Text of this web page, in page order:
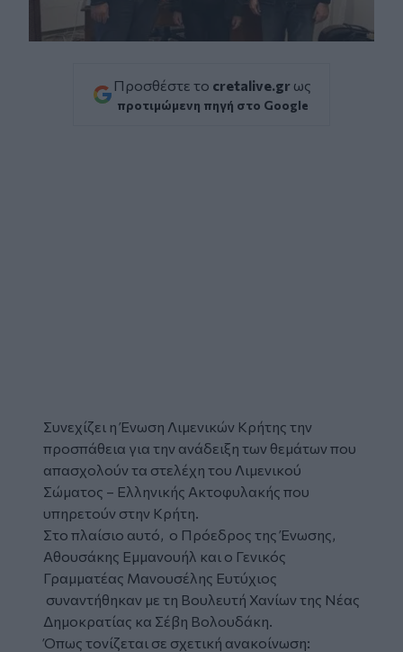
Προσθέστε το cretalive.gr ως
προτιμώμενη πηγή στο Google
Συνεχίζει ηΈνωση Λιμενικών Κρήτης την
προσπάθεια για την ανάδειξη των θεμάτων που
απασχολούν τα στελέχη του Λιμενικού
Σώματος – Ελληνικής Ακτοφυλακής που
υπηρετούν στην Κρήτη.
Στο πλαίσιο αυτό, ο Πρόεδρος της Ένωσης,
Αθουσάκης Εμμανουήλ και ο Γενικός
Γραμματέας Μανουσέλης Ευτύχιος
συναντήθηκαν με τη Βουλευτή Χανίων της Νέας
Δημοκρατίας κα Σέβη Βολουδάκη.
Όπως τονίζεται σε σχετική ανακοίνωση: